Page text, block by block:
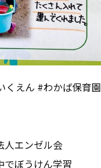
くえん #わかば保育園
人エンゼル会
でぼうけん学習